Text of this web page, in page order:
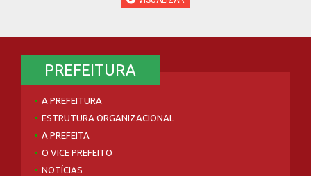
PREFEITURA
A PREFEITURA
ESTRUTURA ORGANIZACIONAL
A PREFEITA
O VICE PREFEITO
NOTÍCIAS